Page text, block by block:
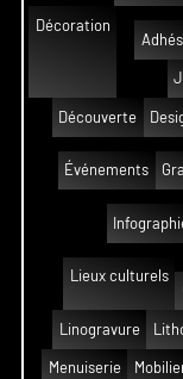
Décoration
Découverte
Événements
Lieux culturels
Linogravure
Menuiserie